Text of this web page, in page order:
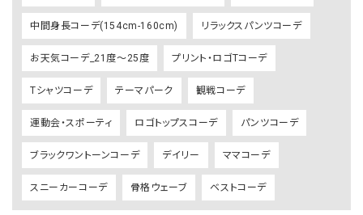
中間身長コーデ(154cm-160cm) リラックスパンツコーデ
お天気コーデ_21度～25度 プリント・ロゴTコーデ
Tシャツコーデ テーマパーク 観戦コーデ
運動会・スポーティ ロゴトップスコーデ パンツコーデ
ブラックワントーンコーデ デイリー ママコーデ
スニーカーコーデ 骨格ウェーブ ベストコーデ